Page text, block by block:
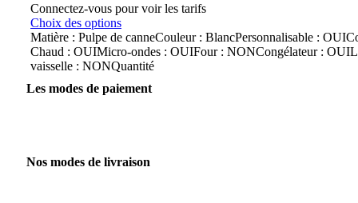
Connectez-vous pour voir les tarifs
Choix des options
Matière : Pulpe de canneCouleur : BlancPersonnalisable :
Chaud : OUIMicro-ondes : OUIFour : NONCongélateur :
vaisselle : NONQuantité
Les modes de paiement
Nos modes de livraison